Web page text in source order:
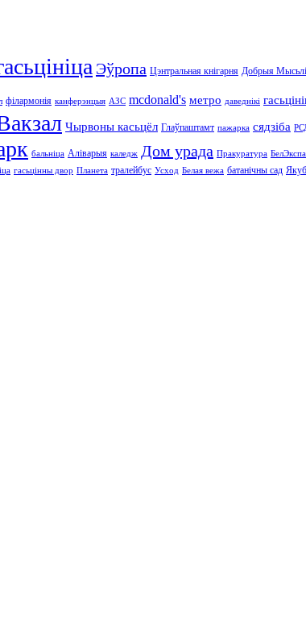
Эўропа Цэнтральная кнігарня Добрыя Мысьлі
філармонія канферэнцыя АЗС mcdonald's метро даведнікі
Чырвоны касьцёл Глаўпаштамт пажарка сядзіба
бальніца Аліварыя каледж Дом урада Пракуратура БелЭкспа
гасьцінны двор Планета тралейбус Усход Белая вежа батанічны сад